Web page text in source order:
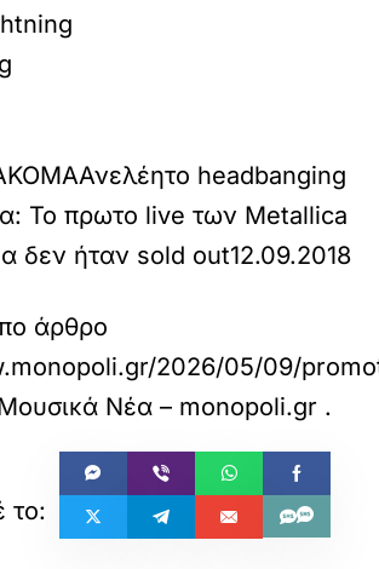
Ανελέητο headbanging
Το πρωτο live των Metallica
δεν ήταν sold out12.09.2018
άρθρο
2026/05/09/
Νέα – monopoli.gr .